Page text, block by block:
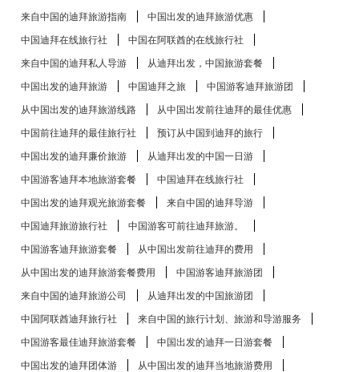
来自中国的迪拜旅游指南
中国出发的迪拜旅游优惠
中国迪拜在线旅行社
中国在阿联酋的在线旅行社
来自中国的迪拜私人导游
从迪拜出发，中国旅游套餐
中国出发的迪拜旅游
中国迪拜之旅
中国游客迪拜旅游团
从中国出发的迪拜旅游线路
从中国出发前往迪拜的最佳优惠
中国前往迪拜的最佳旅行社
预订从中国到迪拜的旅行
中国出发的迪拜廉价旅游
从迪拜出发的中国一日游
中国游客迪拜本地旅游套餐
中国迪拜在线旅行社
中国出发的迪拜观光旅游套餐
来自中国的迪拜导游
中国迪拜旅游旅行社
中国游客可前往迪拜旅游。
中国游客迪拜旅游套餐
从中国出发前往迪拜的费用
从中国出发的迪拜旅游套餐费用
中国游客迪拜旅游团
来自中国的迪拜旅游公司
从迪拜出发的中国旅游团
中国阿联酋迪拜旅行社
来自中国的旅行计划、旅游和导游服务
中国游客最佳迪拜旅游套餐
中国出发的迪拜一日游套餐
中国出发的迪拜团体游
从中国出发的迪拜当地旅游费用